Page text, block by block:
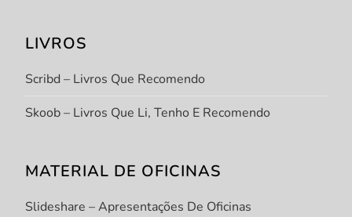
LIVROS
Scribd – Livros Que Recomendo
Skoob – Livros Que Li, Tenho E Recomendo
MATERIAL DE OFICINAS
Slideshare – Apresentações De Oficinas